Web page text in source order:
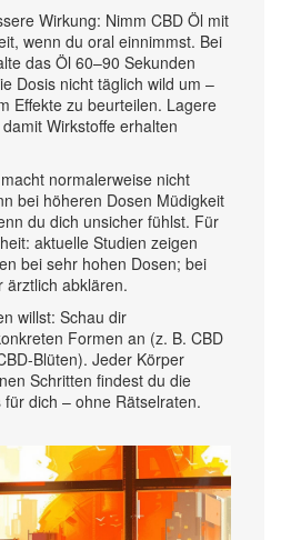
Wirkung: Nimm CBD Öl mit
wenn du oral einnimmst. Bei
das Öl 60–90 Sekunden
Dosis nicht täglich wild um –
Effekte zu beurteilen. Lagere
Wirkstoffe erhalten
normalerweise nicht
bei höheren Dosen Müdigkeit
du dich unsicher fühlst. Für
aktuelle Studien zeigen
bei sehr hohen Dosen; bei
ärztlich abklären.
willst: Schau dir
Formen an (z. B. CBD
Blüten). Jeder Körper
Schritten findest du die
dich – ohne Rätselraten.